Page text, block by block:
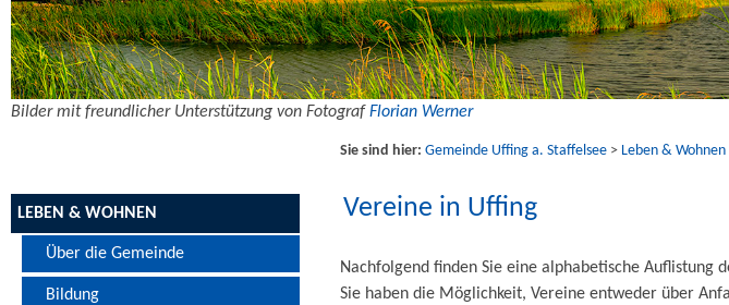
Bilder mit freundlicher Unterstützung von Fotograf Florian Werner
LEBEN & WOHNEN
Über die Gemeinde
Bildung
Sie sind hier: Gemeinde Uffing a. Staffelsee > Leben & Wohnen
Vereine in Uffing
Nachfolgend finden Sie eine alphabetische Auflistung
Sie haben die Möglichkeit, Vereine entweder über